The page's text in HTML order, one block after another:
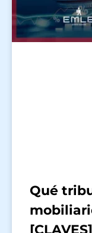
Qué
[CLAVES]